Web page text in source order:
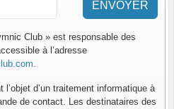
ENVOYER
Club » est responsable des
à l’adresse
.
d’un traitement informatique à
de contact. Les destinataires des